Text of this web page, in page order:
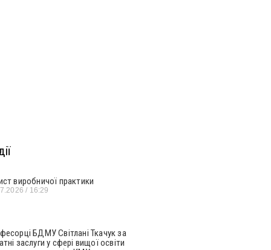
виробничої практики
16:29
БДМУ Світлані Ткачук за
заслуги у сфері вищої освіти